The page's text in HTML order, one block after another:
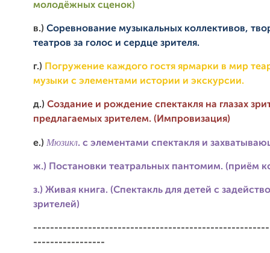
молодёжных сценок)
в.) Соревнование музыкальных коллективов,
театров за голос и сердце зрителя.
г.) Погружение каждого гостя ярмарки в мир
музыки с элементами истории и экскурсии.
д.) Создание и рождение спектакля на глазах
предлагаемых зрителем. (Импровизация)
е.) Мюзикл. с элементами спектакля и
ж.) Постановки театральных пантомим. (приём
з.) Живая книга. (Спектакль для детей с
зрителей)
-----------------